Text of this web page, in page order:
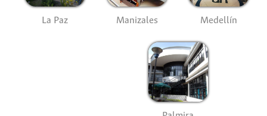
La Paz Manizales Medellín